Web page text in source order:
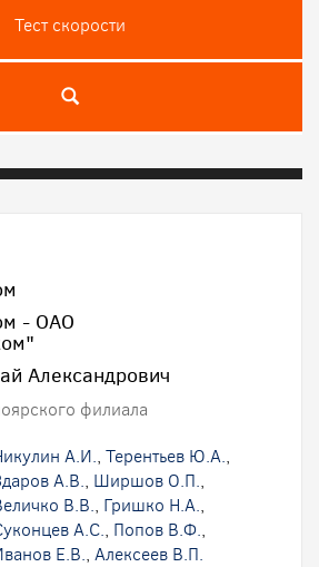
Тест скороcти
- ОАО
Александрович
филиала
А.И., Терентьев Ю.А.,
А.В., Ширшов О.П.,
В.В., Гришко Н.А.,
А.С., Попов В.Ф.,
Е.В., Алексеев В.П.